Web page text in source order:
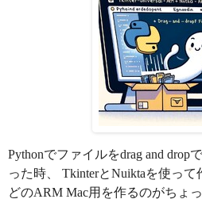
Pythonでファイルをdrag and drop
った時、 TkinterとNuiktaを使っ
どのARM Mac用を作るのがちょ